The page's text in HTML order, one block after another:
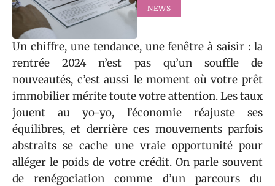
NEWS
Un chiffre, une tendance, une fenêtre à saisir : la
rentrée 2024 n’est pas qu’un souffle de
nouveautés, c’est aussi le moment où votre prêt
immobilier mérite toute votre attention. Les taux
jouent au yo-yo, l’économie réajuste ses
équilibres, et derrière ces mouvements parfois
abstraits se cache une vraie opportunité pour
alléger le poids de votre crédit. On parle souvent
de renégociation comme d’un parcours du